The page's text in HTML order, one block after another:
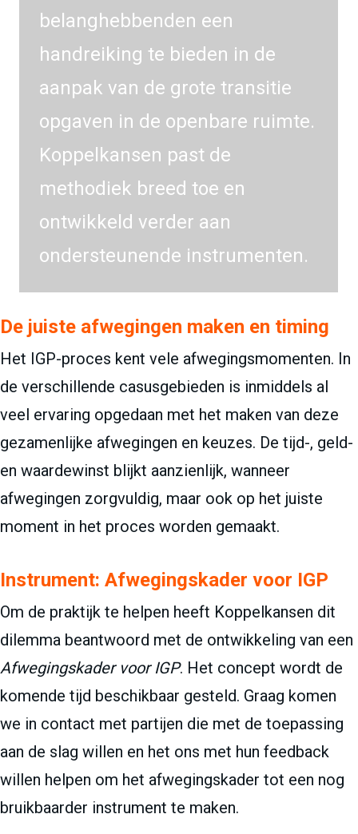
belanghebbenden een
handreiking te bieden in de
aanpak van de grote transitie
opgaven in de openbare ruimte.
Koppelkansen past de
methodiek breed toe en
ontwikkeld verder aan
ondersteunende instrumenten.
De juiste afwegingen maken en timing
Het IGP-proces kent vele afwegingsmomenten. In
de verschillende casusgebieden is inmiddels al
veel ervaring opgedaan met het maken van deze
gezamenlijke afwegingen en keuzes. De tijd-, geld-
en waardewinst blijkt aanzienlijk, wanneer
afwegingen zorgvuldig, maar ook op het juiste
moment in het proces worden gemaakt.
Instrument: Afwegingskader voor IGP
Om de praktijk te helpen heeft Koppelkansen dit
dilemma beantwoord met de ontwikkeling van een
Afwegingskader voor IGP. Het concept wordt de
komende tijd beschikbaar gesteld. Graag komen
we in contact met partijen die met de toepassing
aan de slag willen en het ons met hun feedback
willen helpen om het afwegingskader tot een nog
bruikbaarder instrument te maken.